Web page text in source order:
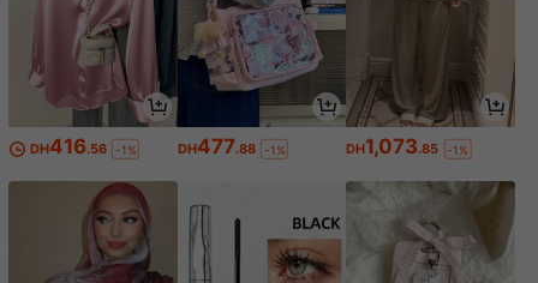
DH416.56 -1% DH477.88 -1% DH1,073.85 -1%